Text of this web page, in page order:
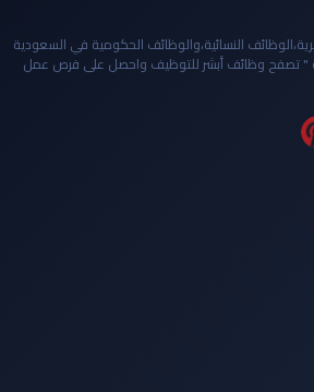
النسائية،والوظائف الحكومية في السعودية
" تصفح وظائف أبشر للتوظيف واحصل على فرص عمل